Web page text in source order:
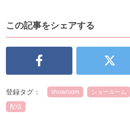
この記事をシェアする
登録タグ： showroom ショールーム
配信